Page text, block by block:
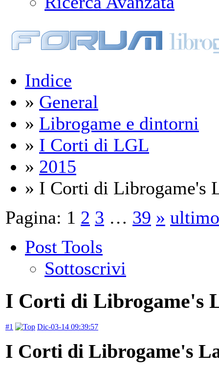
Indice
» General
» Librogame e dintorni
» I Corti di LGL
» 2015
» I Corti di Librogame's
Pagina: 1 2 3 … 39 » ultimo
Post Tools
Sottoscrivi
I Corti di Librogame's
#1 Dic-03-14 09:39:57
I Corti di Librogame's